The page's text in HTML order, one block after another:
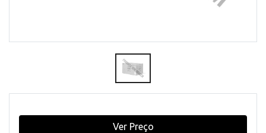
Ver Preço